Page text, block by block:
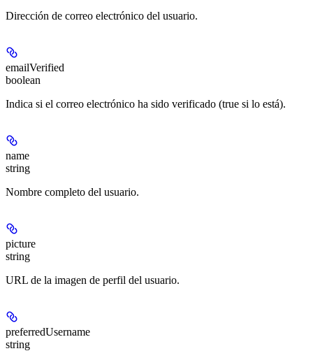
Dirección de correo electrónico del usuario.
emailVerified
boolean
Indica si el correo electrónico ha sido verificado (true si lo está).
name
string
Nombre completo del usuario.
picture
string
URL de la imagen de perfil del usuario.
preferredUsername
string